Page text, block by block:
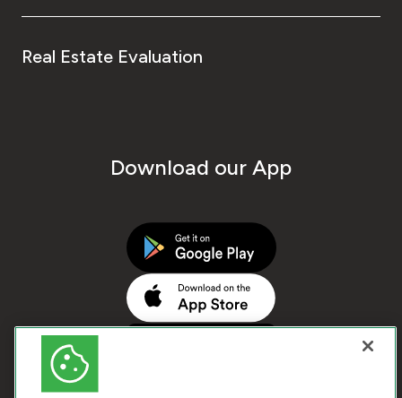
Real Estate Evaluation
Download our App